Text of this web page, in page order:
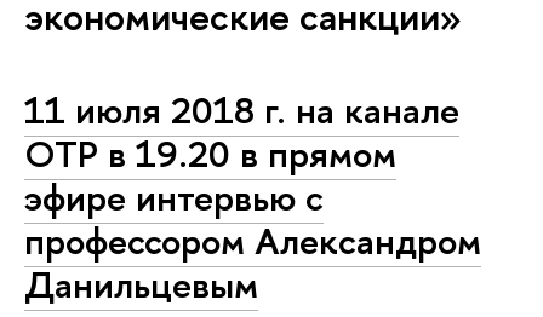
экономические санкции»
11 июля 2018 г. на канале
ОТР в 19.20 в прямом
эфире интервью с
профессором Александром
Данильцевым